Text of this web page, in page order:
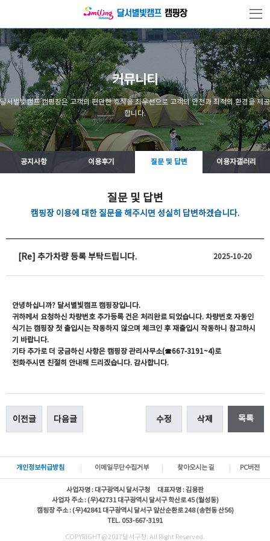
커뮤니티
달서별빛캠프 캠핑장은 고객의 편안한 휴식을 최우선으로 고객의 안전과 최적의 환경을 제공
합니다.
공지사항 이용후기 질문 및 답변 이용자갤러리
질문 및 답변
캠핑장 이용에 대한 질문을 해주시면 성실히 답변하겠습니다.
[Re] 추가차량 등록 부탁드립니다. 2025-10-20
안녕하십니까? 달서별빛캠프 캠핑장입니다.
귀하께서 요청하신 차량번호 추가등록 건은 처리완료 되었습니다. 차량번호 자동인
식기는 캠핑장 첫 출입시는 작동하지 않으며 체크인 후 재출입시 작동하니 참고하시
기 바랍니다.
기타 추가로 더 궁금하신 사항은 캠핑장 관리사무소(☎667-3191~4)로
전화주시면 친절히 안내해 드리겠습니다. 감사합니다.
이전글 다음글 수정 삭제 목록
개인정보취급방침 이메일무단수집거부 찾아오시는 길 PC버전
사업자명 : 대구광역시 달서구청 대표자명 : 김용판
사업자 주소 : (우)42731 대구광역시 달서구 학산로 45 (월성동)
캠핑장 주소 : (우)42841 대구광역시 달서구 앞산순환로 248 (송현동 산56)
TEL. 053-667-3191
COPYRIGHT@2017달서구청. All Right Reserved.